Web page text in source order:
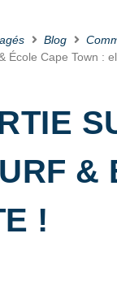
Blog
École Cape Town :
&
!